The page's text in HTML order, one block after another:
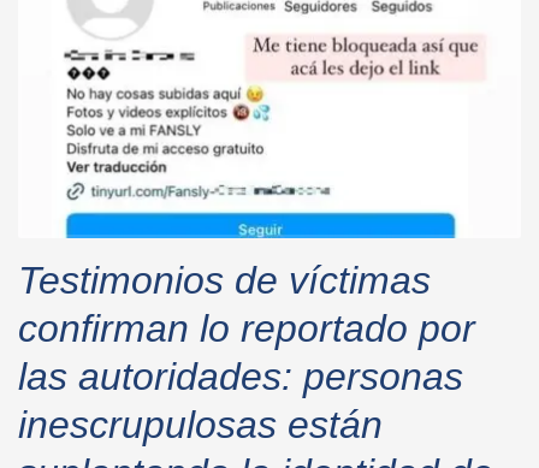
Testimonios de víctimas
confirman lo reportado por
las autoridades: personas
inescrupulosas están